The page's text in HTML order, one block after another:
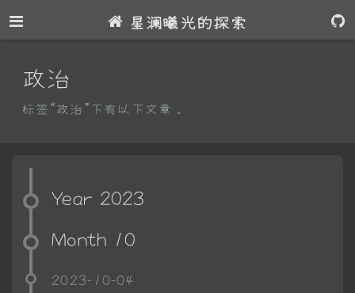
星澜曦光的探索
政治
标签“政治”下有以下文章。
Year 2023
Month 10
2023-10-04